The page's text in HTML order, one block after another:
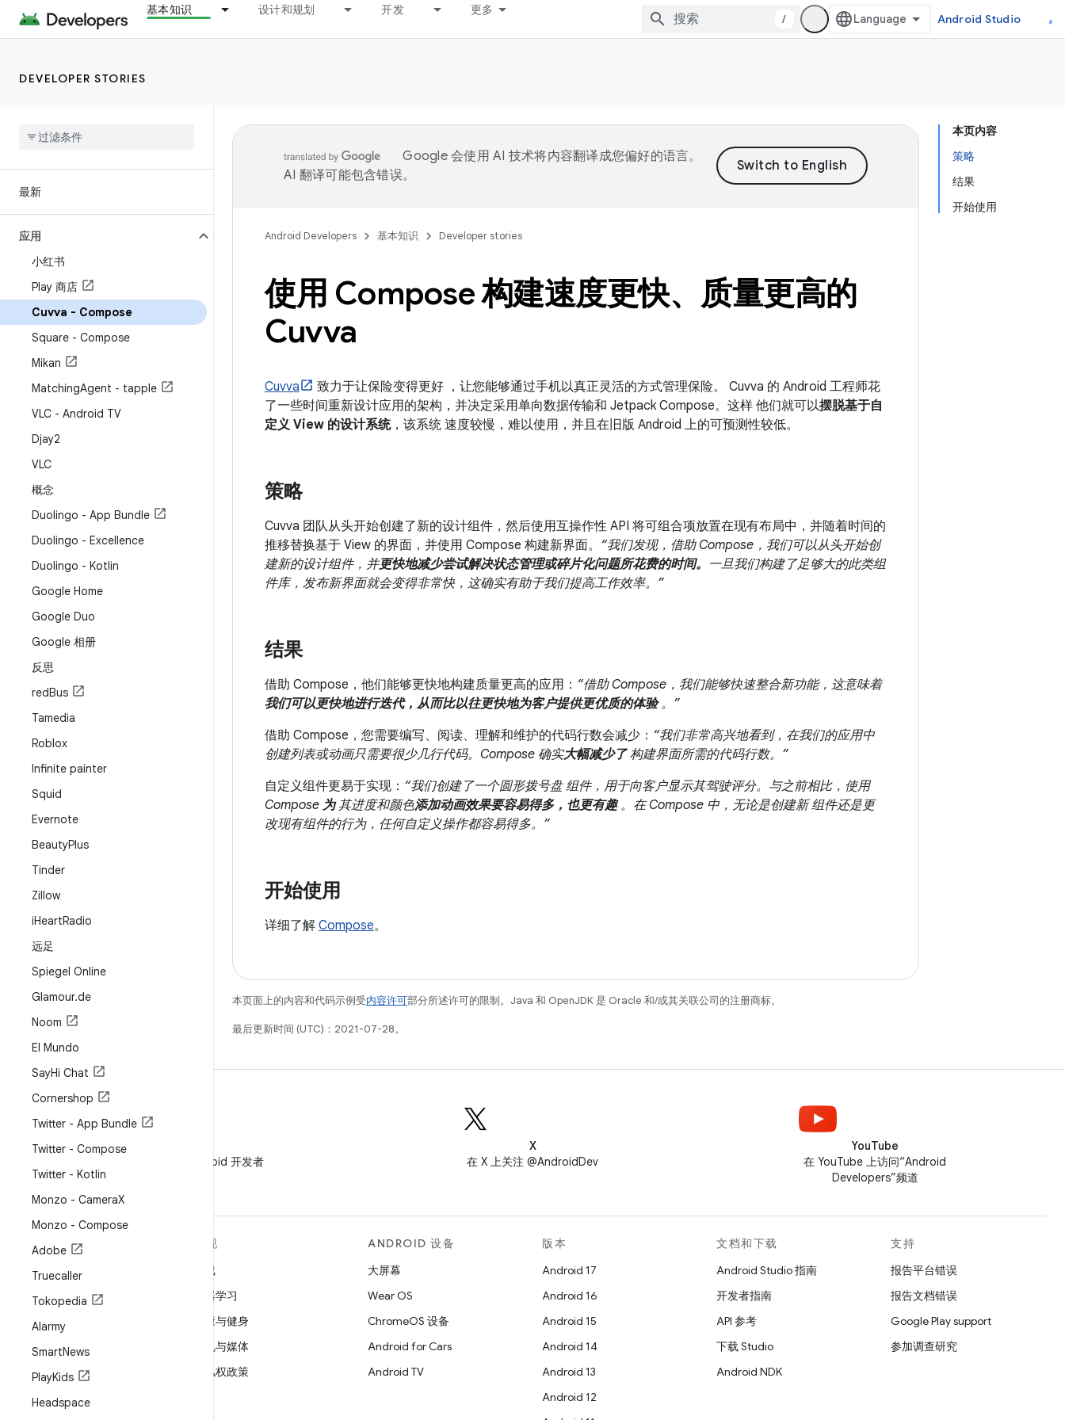
基本知识 设计和规划 开发 更多
/ Android Studio
DEVELOPER STORIES
最新
应用
小红书
Play 商店
Cuvva - Compose
Square - Compose
Mikan
MatchingAgent - tapple
VLC - Android TV
Djay2
VLC
概念
Duolingo - App Bundle
Duolingo - Excellence
Duolingo - Kotlin
Google Home
Google Duo
Google 相册
反思
redBus
Tamedia
Roblox
Infinite painter
Squid
Evernote
BeautyPlus
Tinder
Zillow
iHeartRadio
远足
Spiegel Online
Glamour.de
Noom
El Mundo
SayHi Chat
Cornershop
Twitter - App Bundle
Twitter - Compose
Twitter - Kotlin
Monzo - CameraX
Monzo - Compose
Adobe
Truecaller
Tokopedia
Alarmy
SmartNews
PlayKids
Headspace
本页内容
策略
结果
开始使用
Google 会使用 AI 技术将内容翻译成您偏好的语言。
AI 翻译可能包含错误。
Android Developers 基本知识 Developer stories
使用 Compose 构建速度更快、质量更高的
Cuvva
Cuvva
致力于让保险变得更好 ，让您能够通过手机以真正灵活的方式管理保险。 Cuvva 的 Android 工程师花
了一些时间重新设计应用的架构，并决定采用单向数据传输和 Jetpack Compose。这样 他们就可以摆脱基于自
定义 View 的设计系统，该系统 速度较慢，难以使用，并且在旧版 Android 上的可预测性较低。
策略
Cuvva 团队从头开始创建了新的设计组件，然后使用互操作性 API 将可组合项放置在现有布局中，并随着时间的
推移替换基于 View 的界面，并使用 Compose 构建新界面。 “我们发现，借助 Compose，我们可以从头开始创
建新的设计组件，并更快地减少尝试解决状态管理或碎片化问题所花费的时间。 一旦我们构建了足够大的此类组
件库，发布新界面就会变得非常快，这确实有助于我们提高工作效率。”
结果
借助 Compose，他们能够更快地构建质量更高的应用： “借助 Compose，我们能够快速整合新功能，这意味着
我们可以更快地进行迭代，从而比以往更快地为客户提供更优质的体验。”
借助 Compose，您需要编写、阅读、理解和维护的代码行数会减少： “我们非常高兴地看到，在我们的应用中
创建列表或动画只需要很少几行代码。Compose 确实大幅减少了构建界面所需的代码行数。”
自定义组件更易于实现： “我们创建了一个圆形拨号盘 组件，用于向客户显示其驾驶评分。与之前相比，使用
Compose为其进度和颜色添加动画效果要容易得多，也更有趣。在 Compose 中，无论是创建新 组件还是更
改现有组件的行为，任何自定义操作都容易得多。”
开始使用
详细了解 Compose。
本页面上的内容和代码示例受内容许可部分所述许可的限制。Java 和 OpenJDK 是 Oracle 和/或其关联公司的注册商标。
最后更新时间 (UTC)：2021-07-28。
在微信中关注 Android 开发者
X
在 X 上关注 @AndroidDev
YouTube
在 YouTube 上访问“Android
Developers”频道
关于 ANDROID
Android
适用于企业的 Android
安全
源代码
新闻
博客
发现
游戏
机器学习
健康与健身
相机与媒体
隐私权政策
ANDROID 设备
大屏幕
Wear OS
ChromeOS 设备
Android for Cars
Android TV
版本
Android 17
Android 16
Android 15
Android 14
Android 13
Android 12
文档和下载
Android Studio 指南
开发者指南
API 参考
下载 Studio
Android NDK
支持
报告平台错误
报告文档错误
Google Play support
参加调查研究